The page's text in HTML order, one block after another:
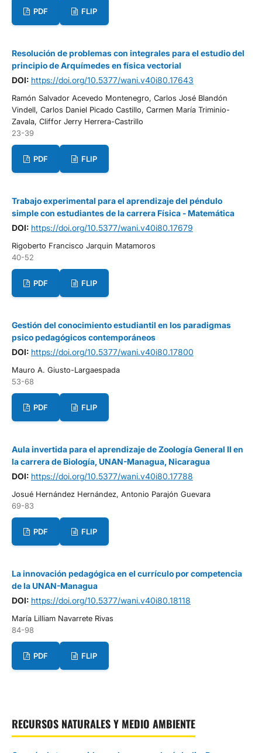
PDF FLIP
Resolución de problemas con integrales para el estudio del
principio de Arquímedes en física vectorial
DOI: https://doi.org/10.5377/wani.v40i80.17643
Ramón Salvador Acevedo Montenegro, Carlos José Blandón
Vindell, Carlos Daniel Picado Castillo, Carmen María Triminio-
Zavala, Cliffor Jerry Herrera-Castrillo
23-39
PDF FLIP
Trabajo experimental para el aprendizaje del péndulo
simple con estudiantes de la carrera Física - Matemática
DOI: https://doi.org/10.5377/wani.v40i80.17679
Rigoberto Francisco Jarquin Matamoros
40-52
PDF FLIP
Gestión del conocimiento estudiantil en los paradigmas
psico pedagógicos contemporáneos
DOI: https://doi.org/10.5377/wani.v40i80.17800
Mauro A. Giusto-Largaespada
53-68
PDF FLIP
Aula invertida para el aprendizaje de Zoología General II en
la carrera de Biología, UNAN-Managua, Nicaragua
DOI: https://doi.org/10.5377/wani.v40i80.17788
Josué Hernández Hernández, Antonio Parajón Guevara
69-83
PDF FLIP
La innovación pedagógica en el currículo por competencia
de la UNAN-Managua
DOI: https://doi.org/10.5377/wani.v40i80.18118
María Lilliam Navarrete Rivas
84-98
PDF FLIP
RECURSOS NATURALES Y MEDIO AMBIENTE